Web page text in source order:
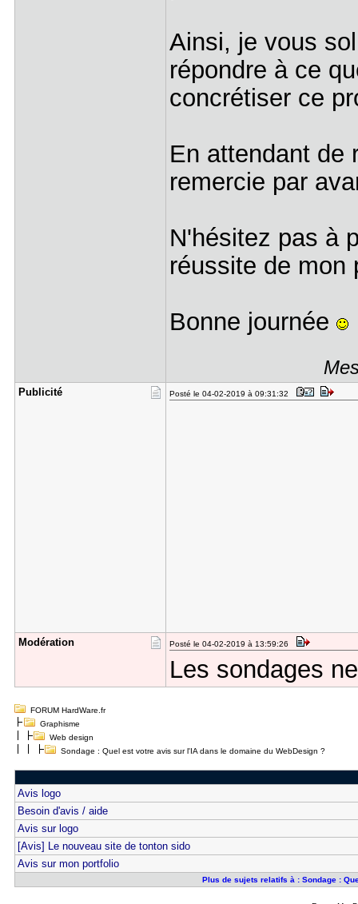
Ainsi, je vous
répondre à ce
concrétiser ce
En attendant de
remercie par
N'hésitez pas à
réussite de mon
Bonne journée
Publicité Posté le 04-02-2019 à 09:31:32
Modération Posté le 04-02-2019 à 13:59:26
Les sondages
FORUM HardWare.fr
Graphisme
Web design
Sondage : Quel est votre avis sur l'IA dans le domaine du WebDesign ?
Avis logo
Besoin d'avis / aide
Avis sur logo
[Avis] Le nouveau site de tonton sido
Avis sur mon portfolio
Plus de sujets relatifs à : Sondage :